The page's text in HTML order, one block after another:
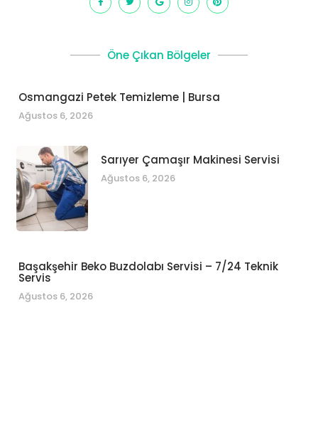
Öne Çıkan Bölgeler
Osmangazi Petek Temizleme | Bursa
Ağustos 6, 2026
Sarıyer Çamaşır Makinesi Servisi
Ağustos 6, 2026
Başakşehir Beko Buzdolabı Servisi – 7/24 Teknik
Servis
Ağustos 6, 2026